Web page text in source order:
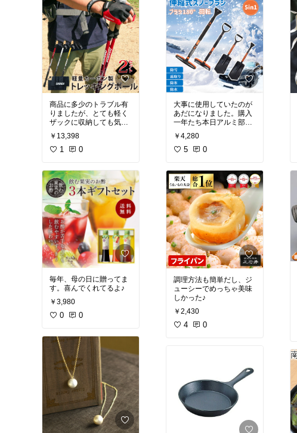
商品に多少のトラブル有
りましたが、とても軽く
ザックに収納しても気に
￥13,398
1 0
毎年、母の日に贈ってま
す。喜んでくれてるよ♪
￥3,980
0 0
大事に使用していたのが
あだになりました。購入
一年たち本日アルミ部材
折れました。
数回の使用でこのありさ
まです。
す。
購入お勧めは出来ませ
ん。
￥4,280
5 0
調理方法も簡単だし、ジ
ューシーでめっちゃ美味
しかった♪
￥2,430
4 0